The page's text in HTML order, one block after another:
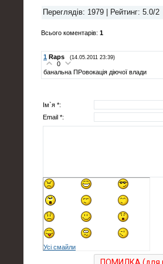
Переглядів: 1979 | Рейтинг: 5.0/2
Всього коментарів: 1
1 Raps (14.05.2011 23:39)
0
банальна ПРовокація діючої влади
Ім`я *:
Email *:
Усі смайли